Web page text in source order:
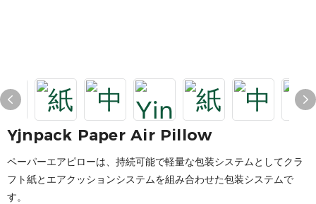
Yjnpack Paper Air Pillow
ペーパーエアピローは、持続可能で軽量な包装システムとしてクラ
フト紙とエアクッションシステムを組み合わせた包装システムで
す。